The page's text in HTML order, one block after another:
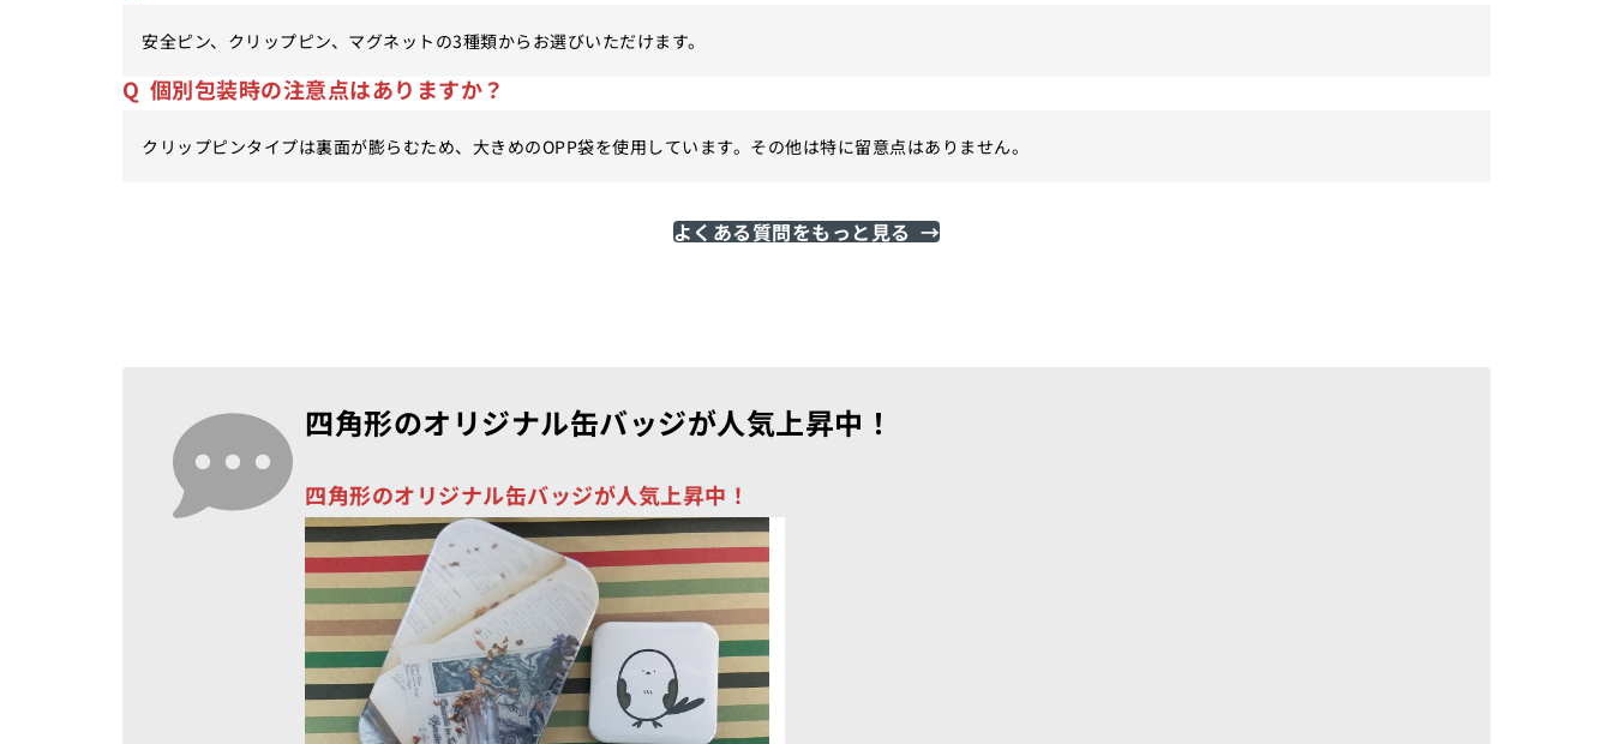
安全ピン、クリップピン、マグネットの3種類からお選びいただけます。
Q 個別包装時の注意点はありますか？
クリップピンタイプは裏面が膨らむため、大きめのOPP袋を使用しています。その他は特に留意点はありません。
よくある質問をもっと見る →
四角形のオリジナル缶バッジが人気上昇中！
四角形のオリジナル缶バッジが人気上昇中！